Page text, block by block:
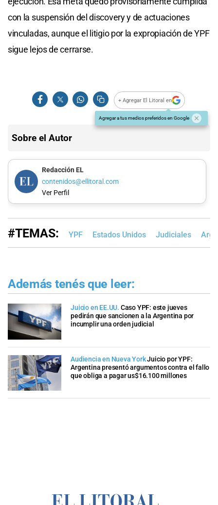
con la suspensión del discovery y de actuaciones
vinculadas, aunque el litigio por la expropiación de YPF
sigue lejos de cerrarse.
+ Agregar El Litoral en
Agregar a tus medios preferidos en Google
Sobre el Autor
Redacción EL
contenidos@ellitoral.com
Ver Perfil
#TEMAS: YPF Estados Unidos Judiciales
Además tenés que leer:
Juicio en EE.UU. Caso YPF: este jueves
pedirán que sancionen a la Argentina por
incumplir una orden judicial
Audiencia en Nueva YorkJuicio por YPF:
Argentina presentó argumentos contra el fallo
que obliga a pagar us$16.100 millones